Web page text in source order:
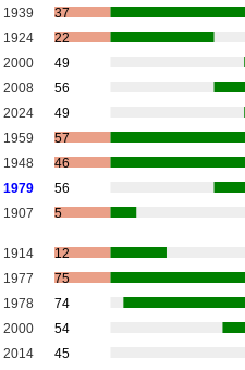
1939
37
1924
22
2000
49
2008
56
2024
49
1959
57
1948
46
1979
56
1907 5
1914
12
1977
75
1978
74
2000
54
2014
45